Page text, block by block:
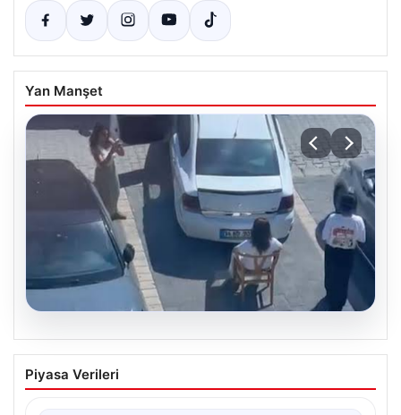
Yan Manşet
05.08.2026
Yalova’da Şaşırtan Engelleme: Kafe
Önüne Park Etmek İsteyen Sürücüye
Piyasa Verileri